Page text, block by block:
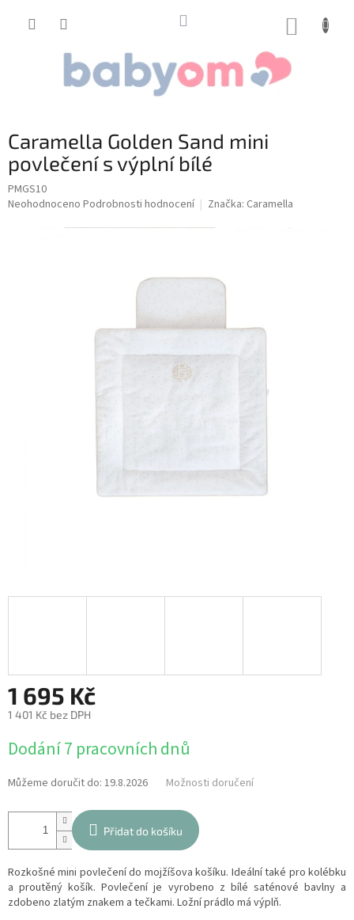
Caramella Golden Sand mini
povlečení s výplní bílé
PMGS10
Průměrné
Neohodnoceno Podrobnosti hodnocení Značka: Caramella
1 695 Kč
1 401 Kč bez DPH
cena:
Dodání 7 pracovních dnů
Můžeme doručit do: 19.8.2026 Možnosti doručení
Přidat do košíku
Rozkošné mini povlečení do mojžíšova košíku. Ideální také pro kolébku
a proutěný košík. Povlečení je vyrobeno z bílé saténové bavlny a
zdobeno zlatým znakem a tečkami. Ložní prádlo má výplň.